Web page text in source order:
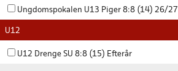
Ungdomspokalen U13 Piger 8:8 (14) 26/27
U12
U12 Drenge SU 8:8 (15) Efterår